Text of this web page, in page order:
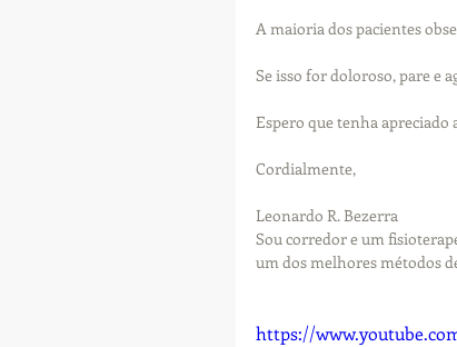
A maioria dos pacientes
Se isso for doloroso, pare e
Espero que tenha apreciado
Cordialmente,
Leonardo R. Bezerra
Sou corredor e um
um dos melhores métodos
https://